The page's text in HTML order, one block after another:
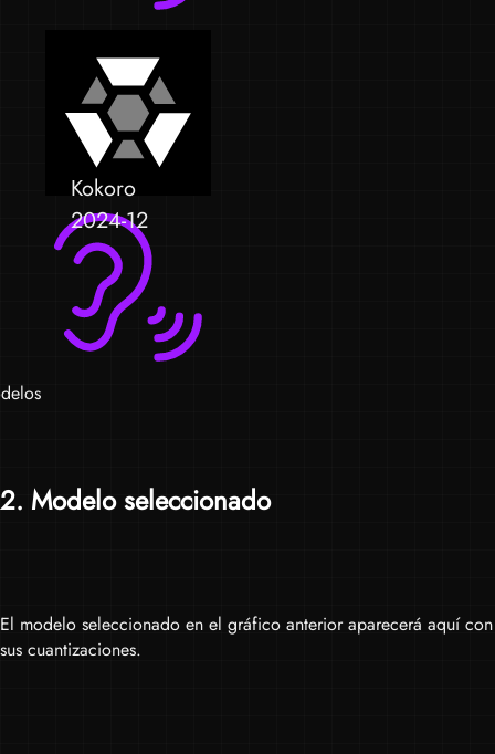
Kokoro
2024-12
2. Modelo seleccionado
El modelo seleccionado en el gráfico anterior aparecerá aquí con
sus cuantizaciones.